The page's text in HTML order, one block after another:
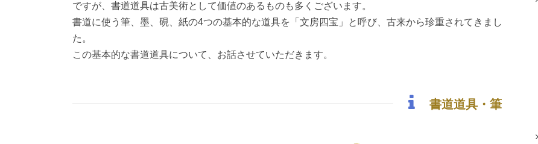
ですが、書道道具は古美術として価値のあるものも多くございます。
書道に使う筆、墨、硯、紙の4つの基本的な道具を「文房四宝」と呼び、古来から珍重されてきまし
た。
この基本的な書道道具について、お話させていただきます。
書道道具・筆